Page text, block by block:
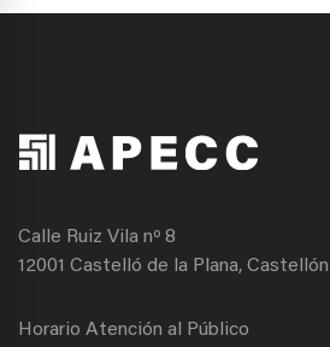
Calle Ruiz Vila nº 8
12001 Castelló de la Plana, Castellón
Horario Atención al Público